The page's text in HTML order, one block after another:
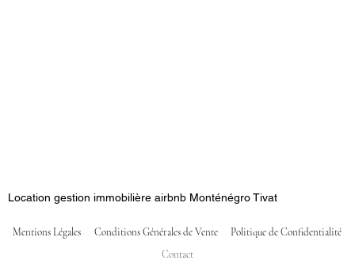
Location gestion immobilière airbnb Monténégro Tivat
Mentions Légales Conditions Générales de Vente
Politique de Confidentialité
Contact